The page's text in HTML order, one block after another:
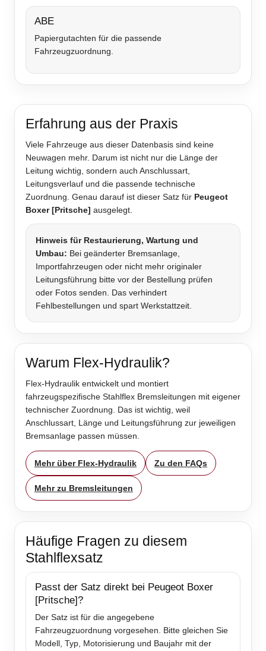
ABE
Papiergutachten für die passende
Fahrzeugzuordnung.
Erfahrung aus der Praxis
Viele Fahrzeuge aus dieser Datenbasis sind keine
Neuwagen mehr. Darum ist nicht nur die Länge der
Leitung wichtig, sondern auch Anschlussart,
Leitungsverlauf und die passende technische
Zuordnung. Genau darauf ist dieser Satz für Peugeot
Boxer [Pritsche] ausgelegt.
Hinweis für Restaurierung, Wartung und
Umbau: Bei geänderter Bremsanlage,
Importfahrzeugen oder nicht mehr originaler
Leitungsführung bitte vor der Bestellung prüfen
oder Fotos senden. Das verhindert
Fehlbestellungen und spart Werkstattzeit.
Warum Flex-Hydraulik?
Flex-Hydraulik entwickelt und montiert
fahrzeugspezifische Stahlflex Bremsleitungen mit eigener
technischer Zuordnung. Das ist wichtig, weil
Anschlussart, Länge und Leitungsführung zur jeweiligen
Bremsanlage passen müssen.
Mehr über Flex-Hydraulik Zu den FAQs
Mehr zu Bremsleitungen
Häufige Fragen zu diesem
Stahlflexsatz
Passt der Satz direkt bei Peugeot Boxer
[Pritsche]?
Der Satz ist für die angegebene
Fahrzeugzuordnung vorgesehen. Bitte gleichen Sie
Modell, Typ, Motorisierung und Baujahr mit der